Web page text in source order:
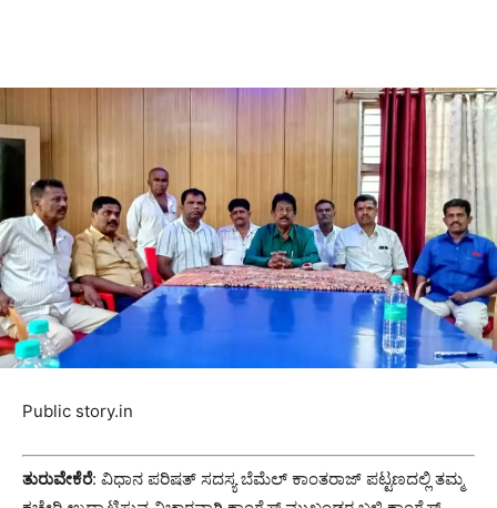
Public story.in
ತುರುವೇಕೆರೆ: ವಿಧಾನ ಪರಿಷತ್ ಸದಸ್ಯ ಬೆಮೆಲ್ ಕಾಂತರಾಜ್ ಪಟ್ಟಣದಲ್ಲಿ ತಮ್ಮ